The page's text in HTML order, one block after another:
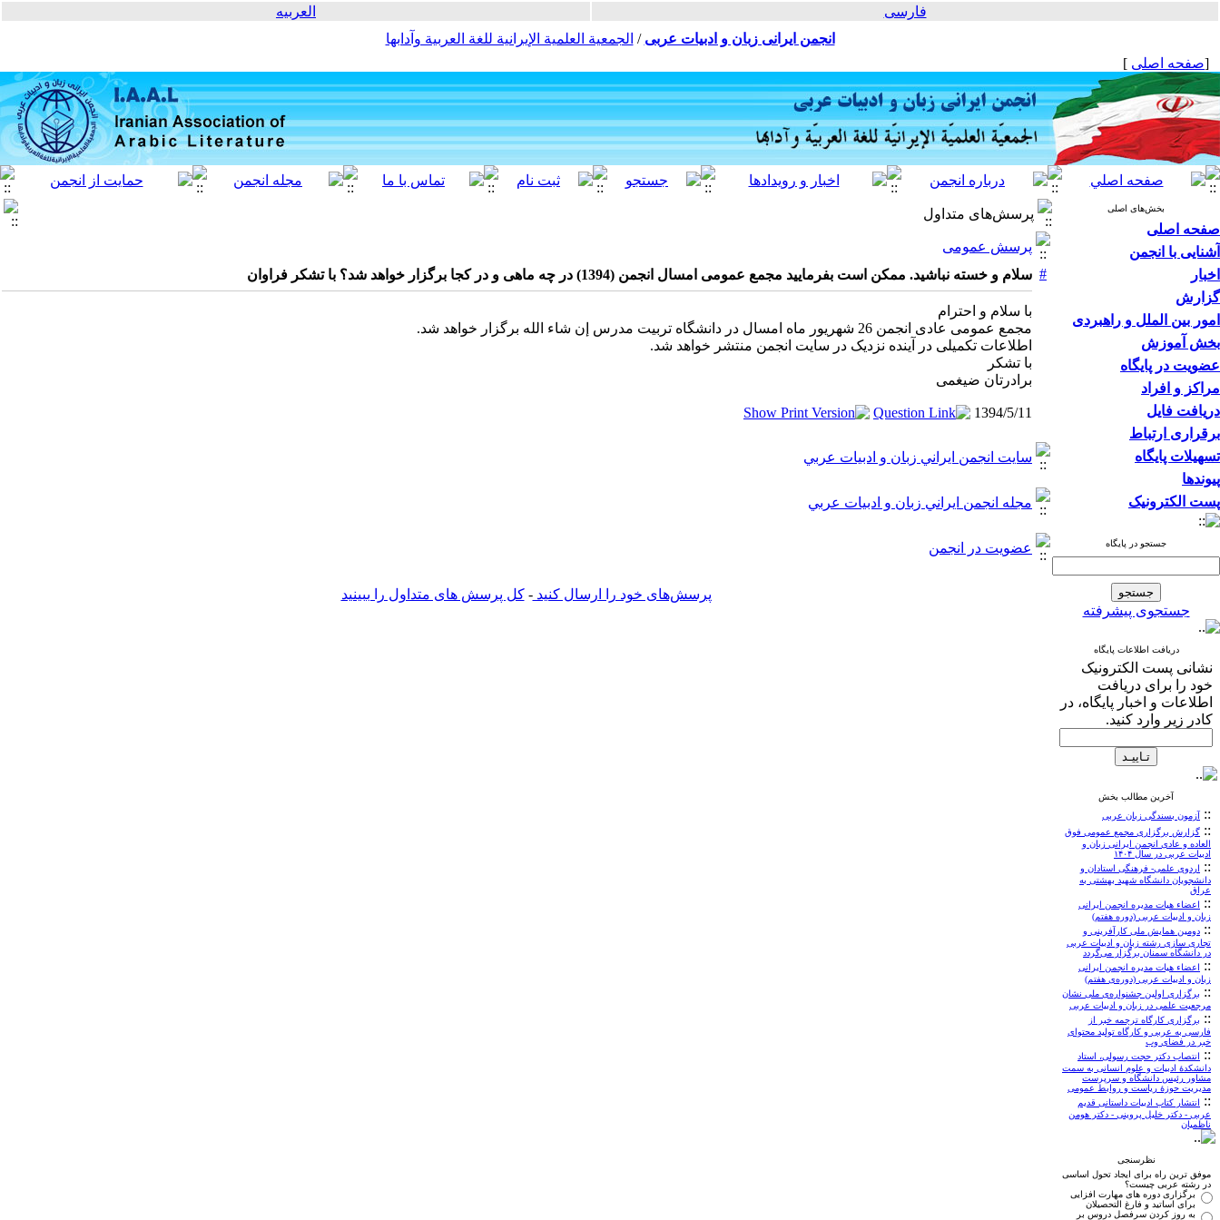
فارسی
العربیه
انجمن ایرانی زبان و ادبیات عربی / الجمعية العلمية الإيرانية للغة العربية وآدابها
[صفحه اصلی ]
بخش‌های اصلی
صفحه اصلی
آشنایی با انجمن
اخبار
گزارش
امور بین الملل و راهبردی
بخش آموزش
عضویت در پایگاه
مراکز و افراد
دریافت فایل
برقراری ارتباط
تسهیلات پایگاه
پیوندها
پست الکترونیک
جستجو در پایگاه
جستجوی پیشرفته
دریافت اطلاعات پایگاه
نشانی پست الکترونیک
خود را برای دریافت
اطلاعات و اخبار پایگاه، در
کادر زیر وارد کنید.
آخرین مطالب بخش
:: آزمون بسندگی زبان عربی
:: گزارش برگزاری مجمع عمومی فوق
العاده و عادی انجمن ایرانی زبان و
ادبیات عربی در سال ۱۴۰۴
:: اردوی علمی- فرهنگی استادان و
دانشجویان دانشگاه شهید بهشتی به
عراق
:: اعضاء هيات مديره انجمن ایرانی
زبان و ادبیات عربی (دوره‌ هفتم)
:: دومین همایش ملی کارآفرینی و
تجاری سازی رشته زبان و ادبیات عربی
در دانشگاه سمنان برگزار می‌گردد
:: اعضاء هيات مديره انجمن ایرانی
زبان و ادبیات عربی (دوره‌ی هفتم)
:: برگزاری اولین جشنواره‌ی ملی نشان
مرجعیت علمی در زبان و ادبیات عربی
:: برگزاری کارگاه ترجمه خبر از
فارسی به عربی و کارگاه تولید محتوای
خبر در فضای وب
:: انتصاب دکتر حجت رسولی، استاد
دانشکدۀ ادبیات و علوم انسانی به سمت
مشاور رئیس دانشگاه و سرپرست
مدیریت حوزۀ ریاست و روابط عمومی
:: انتشار کتاب ادبیات داستانی قدیم
عربی - دکتر خلیل پروینی - دکتر هومن
ناظمیان
نظرسنجی
موفق ترین راه برای ایجاد تحول اساسی
در رشته عربی چیست؟
برگزاری دوره های مهارت افزایی
برای اساتید و فارغ التحصیلان
به روز کردن سرفصل دروس بر
پرسش‌های متداول
پرسش عمومی
# سلام و خسته نباشید. ممکن است بفرمایید مجمع عمومی امسال انجمن (1394) در چه ماهی و در کجا برگزار خواهد شد؟ با تشکر فراوان
با سلام و احترام
مجمع عمومی عادی انجمن 26 شهریور ماه امسال در دانشگاه تربیت مدرس إن شاء الله برگزار خواهد شد.
اطلاعات تکمیلی در آینده نزدیک در سایت انجمن منتشر خواهد شد.
با تشکر
برادرتان ضیغمی
1394/5/11
سايت انجمن ايراني زبان و ادبيات عربي
مجله انجمن ايراني زبان و ادبيات عربي
عضويت در انجمن
پرسش‌های خود را ارسال کنید-کل پرسش های متداول را ببینید